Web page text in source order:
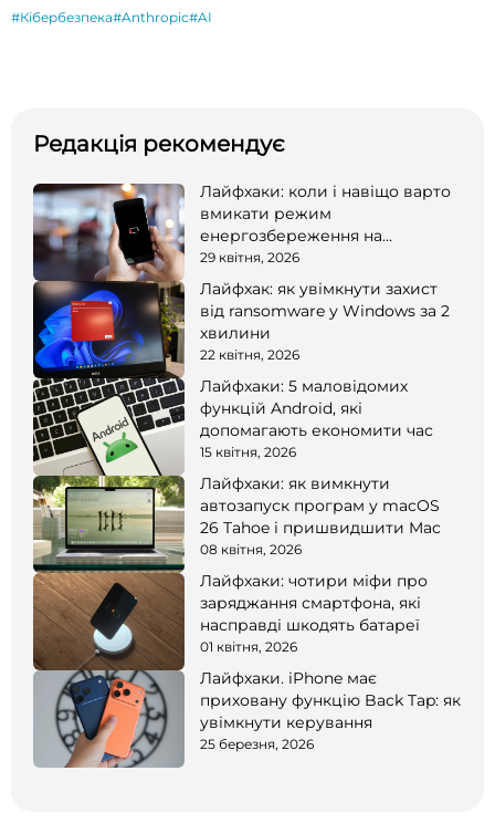
#Кібербезпека#Anthropic#AI
Редакція рекомендує
Лайфхаки: коли і навіщо варто
вмикати режим
енергозбереження на
смартфоні
29 квітня, 2026
Лайфхак: як увімкнути захист
від ransomware у Windows за 2
хвилини
22 квітня, 2026
Лайфхаки: 5 маловідомих
функцій Android, які
допомагають економити час
15 квітня, 2026
Лайфхаки: як вимкнути
автозапуск програм у macOS
26 Tahoe і пришвидшити Mac
08 квітня, 2026
Лайфхаки: чотири міфи про
заряджання смартфона, які
насправді шкодять батареї
01 квітня, 2026
Лайфхаки. iPhone має
приховану функцію Back Tap: як
увімкнути керування
25 березня, 2026